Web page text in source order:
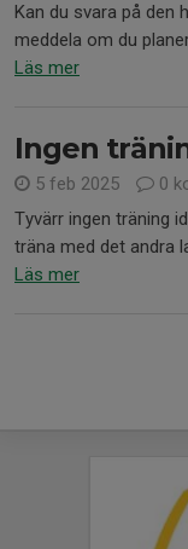
Kan du svara på den
meddela om du
Läs mer
Ingen
5 feb 2025
0
Tyvärr ingen träning
träna med det andra
Läs mer